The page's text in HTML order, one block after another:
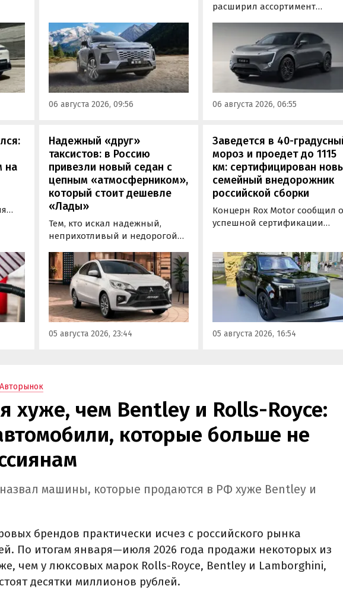
под
копией RAV4 для китайского
рынка. Там он стоит минимум 2
000 000 рублей по текущему
курсу, а у нас с учетом всех
расходов цены на них стартуют
от 3 700 000 рублей, выяснили
«Автоновости дня».
06 августа 2026, 09:56
расширил ассортимент
кроссовера Avatr 11 в России
версиями 2026 года. Вместе с
этим из его прайс-листа
исчезло единственное
заднеприводное
а минимальная цена модели
выросла на 760 тыс. рублей,
06 августа 2026, 06:55
на
Надежный «друг»
таксистов: в Россию
привезли новый седан с
цепным «атмосферником»,
который стоит дешевле
«Лады»
Тем, кто искал надежный,
неприхотливый и недорогой
может подойти популярный у
азиатских таксистов седан
Mitsubishi Attrage. В Таиланде
он стоит от 1 380 000 рублей по
текущему курсу, а «частник» из
Екатеринбурга просит за него 1
600 000 рублей, узнали
05 августа 2026, 23:44
Заведется в 40-
мороз и проедет до 1115
км: сертифицирован
семейный внедорожник
российской сборки
Концерн Rox Motor сообщил
успешной сертификации
Модель получила Одобрение
типа транспортного
(ОТТС), позволяющее
выпускаться на
калининградском заводе
«Автотор» с российским VIN-
номером.
05 августа 2026, 16:54
Авторынок
хуже, чем Bentley и Rolls-Royce:
которые больше не
машины, которые продаются в РФ хуже Bentley и
брендов практически исчез с российского рынка
По итогам января—июля 2026 года продажи некоторых из
чем у люксовых марок Rolls-Royce, Bentley и Lamborghini,
десятки миллионов рублей.